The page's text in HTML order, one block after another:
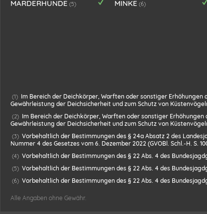
MARDERHUNDE (5) MINKE (6)
(1) Im Bereich der Deichkörper, Warften oder sonstiger
Gewährleistung der Deichsicherheit und zum Schutz von
(2) Im Bereich der Deichkörper, Warften oder sonstiger
Gewährleistung der Deichsicherheit und zum Schutz von
(3) Vorbehaltlich der Bestimmungen des § 24a Absatz 2 des
Nummer 4 des Gesetzes vom 6. Dezember 2022 (GVOBl. Schl.-H. S.
(4) Vorbehaltlich der Bestimmungen des § 22 Abs. 4 des
(5) Vorbehaltlich der Bestimmungen des § 22 Abs. 4 des
(6) Vorbehaltlich der Bestimmungen des § 22 Abs. 4 des
Alle Angaben ohne Gewähr.